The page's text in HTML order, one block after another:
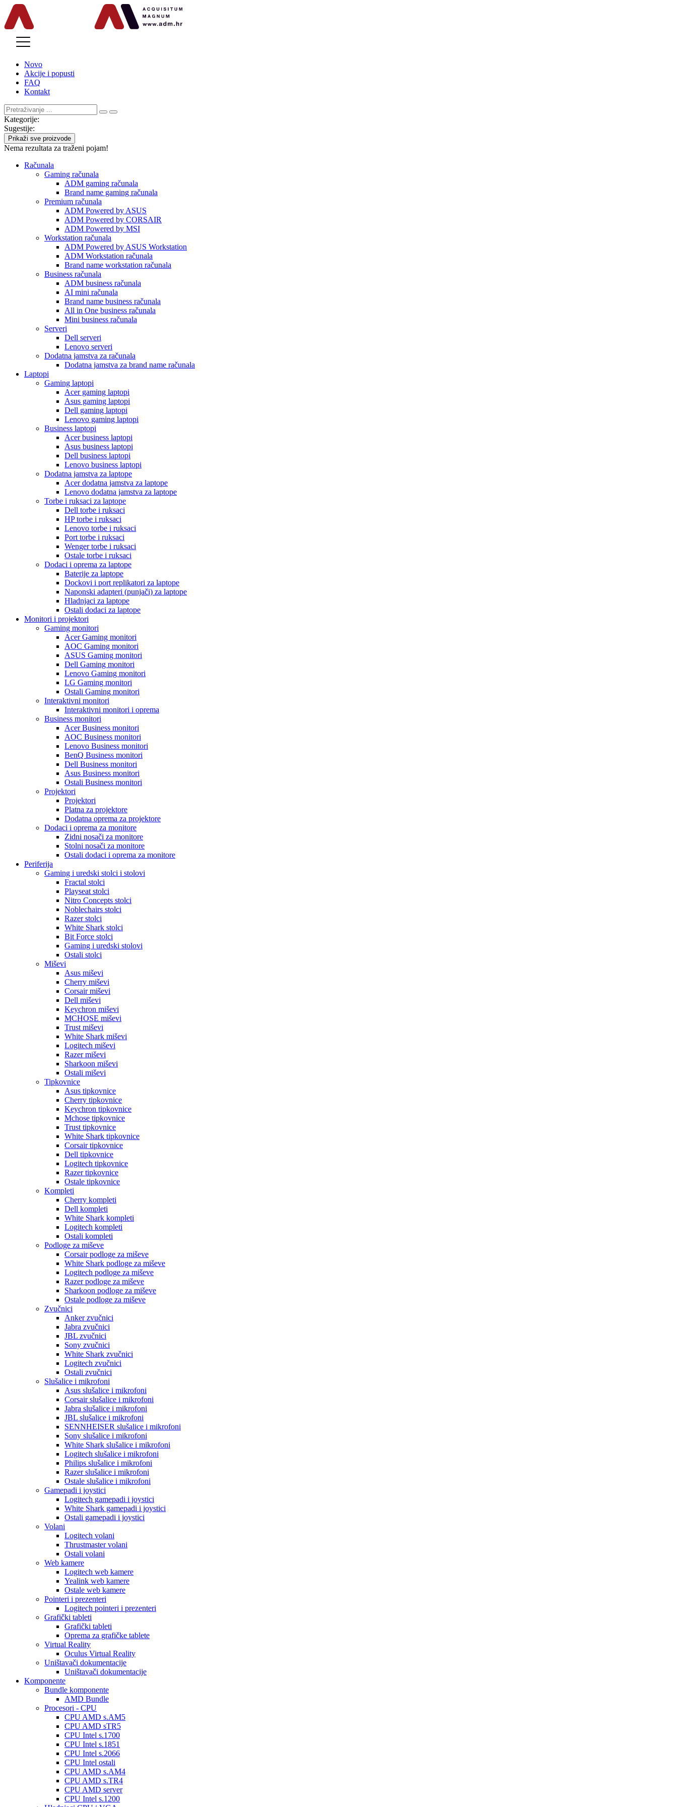
Novo
Akcije i popusti
FAQ
Kontakt
Kategorije:
Sugestije:
Prikaži sve proizvode
Nema rezultata za traženi pojam!
Računala
Gaming računala
ADM gaming računala
Brand name gaming računala
Premium računala
ADM Powered by ASUS
ADM Powered by CORSAIR
ADM Powered by MSI
Workstation računala
ADM Powered by ASUS Workstation
ADM Workstation računala
Brand name workstation računala
Business računala
ADM business računala
AI mini računala
Brand name business računala
All in One business računala
Mini business računala
Serveri
Dell serveri
Lenovo serveri
Dodatna jamstva za računala
Dodatna jamstva za brand name računala
Laptopi
Gaming laptopi
Acer gaming laptopi
Asus gaming laptopi
Dell gaming laptopi
Lenovo gaming laptopi
Business laptopi
Acer business laptopi
Asus business laptopi
Dell business laptopi
Lenovo business laptopi
Dodatna jamstva za laptope
Acer dodatna jamstva za laptope
Lenovo dodatna jamstva za laptope
Torbe i ruksaci za laptope
Dell torbe i ruksaci
HP torbe i ruksaci
Lenovo torbe i ruksaci
Port torbe i ruksaci
Wenger torbe i ruksaci
Ostale torbe i ruksaci
Dodaci i oprema za laptope
Baterije za laptope
Dockovi i port replikatori za laptope
Naponski adapteri (punjači) za laptope
Hladnjaci za laptope
Ostali dodaci za laptope
Monitori i projektori
Gaming monitori
Acer Gaming monitori
AOC Gaming monitori
ASUS Gaming monitori
Dell Gaming monitori
Lenovo Gaming monitori
LG Gaming monitori
Ostali Gaming monitori
Interaktivni monitori
Interaktivni monitori i oprema
Business monitori
Acer Business monitori
AOC Business monitori
Lenovo Business monitori
BenQ Business monitori
Dell Business monitori
Asus Business monitori
Ostali Business monitori
Projektori
Projektori
Platna za projektore
Dodatna oprema za projektore
Dodaci i oprema za monitore
Zidni nosači za monitore
Stolni nosači za monitore
Ostali dodaci i oprema za monitore
Periferija
Gaming i uredski stolci i stolovi
Fractal stolci
Playseat stolci
Nitro Concepts stolci
Noblechairs stolci
Razer stolci
White Shark stolci
Bit Force stolci
Gaming i uredski stolovi
Ostali stolci
Miševi
Asus miševi
Cherry miševi
Corsair miševi
Dell miševi
Keychron miševi
MCHOSE miševi
Trust miševi
White Shark miševi
Logitech miševi
Razer miševi
Sharkoon miševi
Ostali miševi
Tipkovnice
Asus tipkovnice
Cherry tipkovnice
Keychron tipkovnice
Mchose tipkovnice
Trust tipkovnice
White Shark tipkovnice
Corsair tipkovnice
Dell tipkovnice
Logitech tipkovnice
Razer tipkovnice
Ostale tipkovnice
Kompleti
Cherry kompleti
Dell kompleti
White Shark kompleti
Logitech kompleti
Ostali kompleti
Podloge za miševe
Corsair podloge za miševe
White Shark podloge za miševe
Logitech podloge za miševe
Razer podloge za miševe
Sharkoon podloge za miševe
Ostale podloge za miševe
Zvučnici
Anker zvučnici
Jabra zvučnici
JBL zvučnici
Sony zvučnici
White Shark zvučnici
Logitech zvučnici
Ostali zvučnici
Slušalice i mikrofoni
Asus slušalice i mikrofoni
Corsair slušalice i mikrofoni
Jabra slušalice i mikrofoni
JBL slušalice i mikrofoni
SENNHEISER slušalice i mikrofoni
Sony slušalice i mikrofoni
White Shark slušalice i mikrofoni
Logitech slušalice i mikrofoni
Philips slušalice i mikrofoni
Razer slušalice i mikrofoni
Ostale slušalice i mikrofoni
Gamepadi i joystici
Logitech gamepadi i joystici
White Shark gamepadi i joystici
Ostali gamepadi i joystici
Volani
Logitech volani
Thrustmaster volani
Ostali volani
Web kamere
Logitech web kamere
Yealink web kamere
Ostale web kamere
Pointeri i prezenteri
Logitech pointeri i prezenteri
Grafički tableti
Grafički tableti
Oprema za grafičke tablete
Virtual Reality
Oculus Virtual Reality
Uništavači dokumentacije
Uništavači dokumentacije
Komponente
Bundle komponente
AMD Bundle
Procesori - CPU
CPU AMD s.AM5
CPU AMD sTR5
CPU Intel s.1700
CPU Intel s.1851
CPU Intel s.2066
CPU Intel ostali
CPU AMD s.AM4
CPU AMD s.TR4
CPU AMD server
CPU Intel s.1200